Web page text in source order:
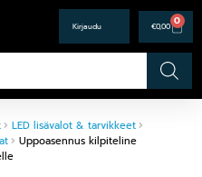
€0,00 0
LED lisävalot & tarvikkeet
Uppoasennus kilpiteline